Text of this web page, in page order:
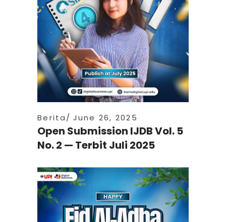
Berita June 26, 2025
Open Submission IJDB Vol. 5
No. 2 — Terbit Juli 2025